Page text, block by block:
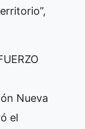
Nueva
el